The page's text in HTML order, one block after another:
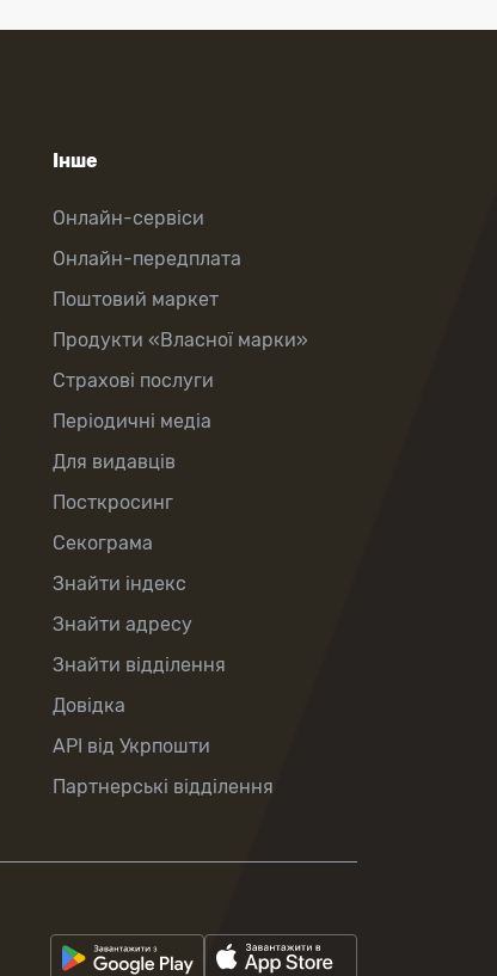
Інше
Онлайн-сервіси
Онлайн-передплата
Поштовий маркет
Продукти «Власної марки»
Страхові послуги
Періодичні медіа
Для видавців
Посткросинг
Секограма
Знайти індекс
Знайти адресу
Знайти відділення
Довідка
API від Укрпошти
Партнерські відділення